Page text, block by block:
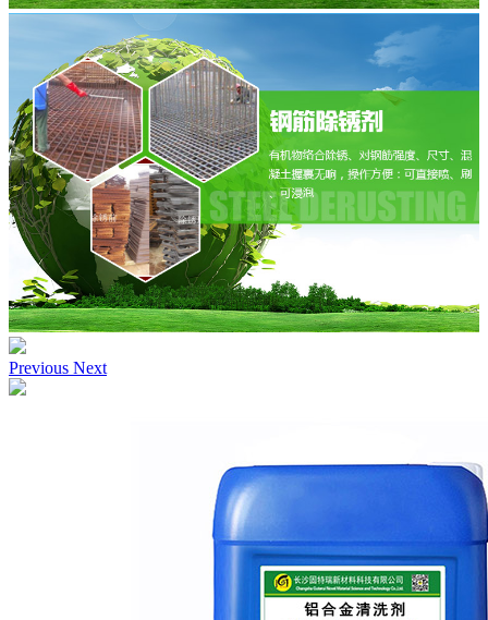
Previous Next